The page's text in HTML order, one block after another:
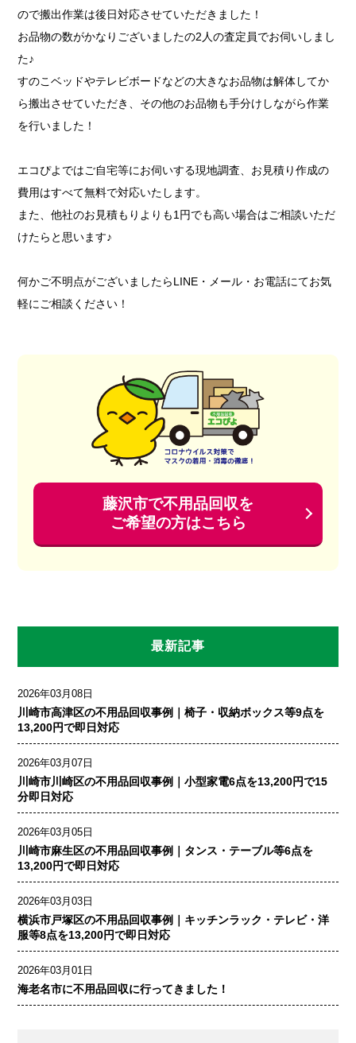
ので搬出作業は後日対応させていただきました！
お品物の数がかなりございましたの2人の査定員でお伺いしまし
た♪
すのこベッドやテレビボードなどの大きなお品物は解体してか
ら搬出させていただき、その他のお品物も手分けしながら作業
を行いました！
エコぴよではご自宅等にお伺いする現地調査、お見積り作成の
費用はすべて無料で対応いたします。
また、他社のお見積もりよりも1円でも高い場合はご相談いただ
けたらと思います♪
何かご不明点がございましたらLINE・メール・お電話にてお気
軽にご相談ください！
藤沢市で不用品回収を
ご希望の方はこちら
最新記事
2026年03月08日
川崎市高津区の不用品回収事例｜椅子・収納ボックス等9点を
13,200円で即日対応
2026年03月07日
川崎市川崎区の不用品回収事例｜小型家電6点を13,200円で15
分即日対応
2026年03月05日
川崎市麻生区の不用品回収事例｜タンス・テーブル等6点を
13,200円で即日対応
2026年03月03日
横浜市戸塚区の不用品回収事例｜キッチンラック・テレビ・洋
服等8点を13,200円で即日対応
2026年03月01日
海老名市に不用品回収に行ってきました！